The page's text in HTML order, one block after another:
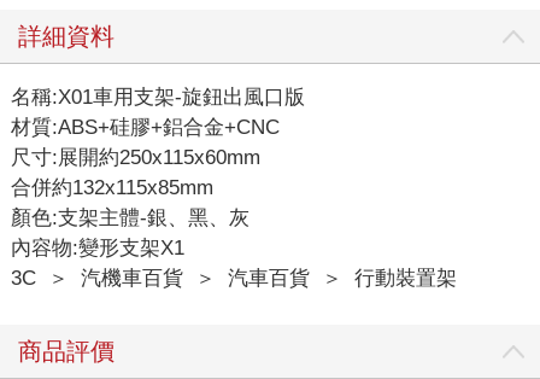
詳細資料
名稱:X01車用支架-旋鈕出風口版
材質:ABS+硅膠+鋁合金+CNC
尺寸:展開約250x115x60mm
合併約132x115x85mm
顏色:支架主體-銀、黑、灰
內容物:變形支架X1
3C
＞ 汽機車百貨 ＞ 汽車百貨 ＞ 行動裝置架
商品評價